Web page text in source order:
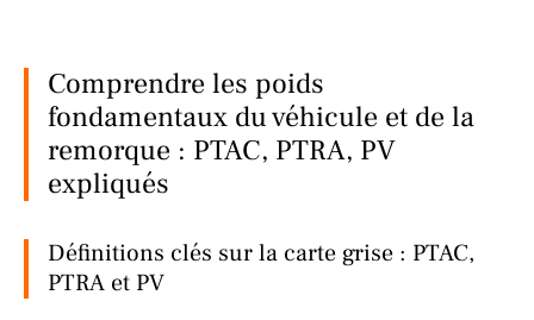
Comprendre les poids
fondamentaux du véhicule et de la
remorque : PTAC, PTRA, PV
expliqués
Définitions clés sur la carte grise : PTAC,
PTRA et PV